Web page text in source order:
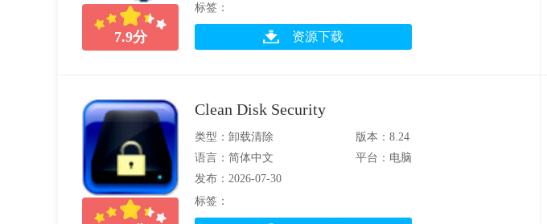
7.9分
标签：
资源下载
Clean Disk Security
类型：卸载清除
版本：8.24
语言：简体中文
平台：电脑
发布：2026-07-30
标签：